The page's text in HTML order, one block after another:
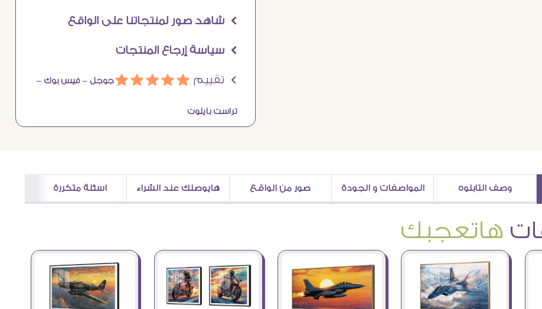
Ö شاهد صور لمنتجاتنا على الواقع
Ö سياسة إرجاع المنتجات
Ö تقييم áááááجوجل – فيس بوك –
تراست بايلوت
وصف التابلوه المواصفات و الجودة صور من الواقع هايوصلك عند الشراء اسئلة متكررة
هاتعجبك